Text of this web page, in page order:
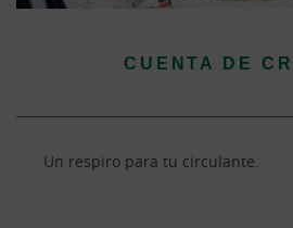
CUENTA DE
Un respiro para tu circulante.